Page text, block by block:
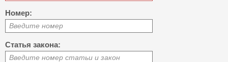
Номер:
Введите номер
Статья закона:
Введите номер статьи и закон